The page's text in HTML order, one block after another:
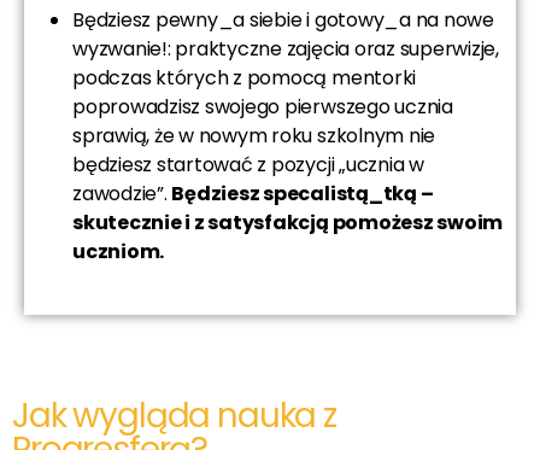
Będziesz pewny_a siebie i gotowy_a na nowe
wyzwanie!: praktyczne zajęcia oraz superwizje,
podczas których z pomocą mentorki
poprowadzisz swojego pierwszego ucznia
sprawią, że w nowym roku szkolnym nie
będziesz startować z pozycji „ucznia w
zawodzie”. Będziesz specalistą_tką –
skutecznie i z satysfakcją pomożesz swoim
uczniom.
Jak wygląda nauka z